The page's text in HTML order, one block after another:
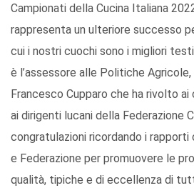
Campionati della Cucina Italiana
rappresenta un ulteriore successo
cui i nostri cuochi sono i migliori
è l’assessore alle Politiche
Francesco Cupparo che ha rivolto
ai dirigenti lucani della Federazione
congratulazioni ricordando i
e Federazione per promuovere le
qualità, tipiche e di eccellenza di